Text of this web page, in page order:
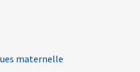
maternelle